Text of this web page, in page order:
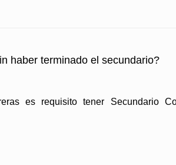
haber terminado el secundario?
es requisito tener Secundario